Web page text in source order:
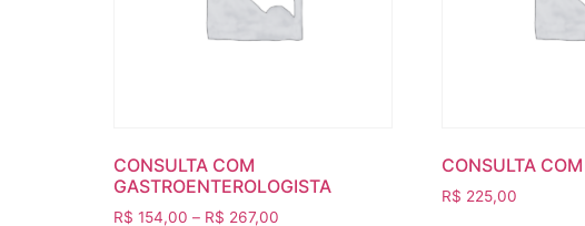
CONSULTA COM
GASTROENTEROLOGISTA
R$ 154,00 – R$ 267,00
CONSULTA
R$ 225,00